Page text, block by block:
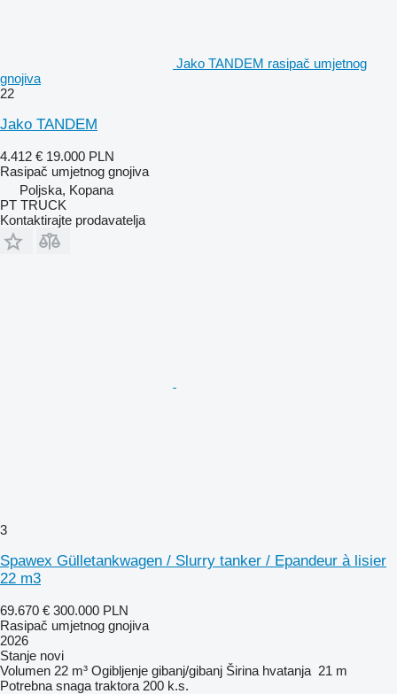
Jako TANDEM rasipač umjetnog
gnojiva
22
Jako TANDEM
4.412 € 19.000 PLN
Rasipač umjetnog gnojiva
Poljska, Kopana
PT TRUCK
Kontaktirajte prodavatelja
3
Spawex Gülletankwagen / Slurry tanker / Epandeur à lisier
22 m3
69.670 € 300.000 PLN
Rasipač umjetnog gnojiva
2026
Stanje novi
Volumen 22 m³ Ogibljenje gibanj/gibanj Širina hvatanja 21 m
Potrebna snaga traktora 200 k.s.